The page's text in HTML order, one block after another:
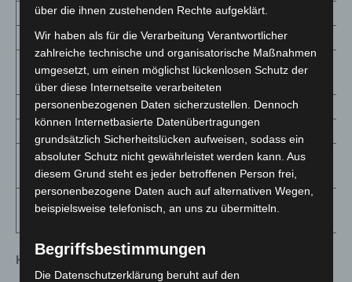
Verden
2381 (+9) 1 736,3
85
Wesermarsch 1106 (+28) 1 248,5
113
Stadt
775 (+23) 1 018,5 61
Wittmund 606 (+41) 1 064,5
101
1 019,9
Wolfsburg,
Stadt
1640 (+19)
Niedersachsen 124762
1 560,8 8677
Hinweise zur Tabelle
über die ihnen zustehenden Rechte aufgeklärt.
Wir haben als für die Verarbeitung Verantwortlicher
zahlreiche technische und organisatorische Maßnahmen
umgesetzt, um einen möglichst lückenlosen Schutz der
über diese Internetseite verarbeiteten
personenbezogenen Daten sicherzustellen. Dennoch
können Internetbasierte Datenübertragungen
grundsätzlich Sicherheitslücken aufweisen, sodass ein
absoluter Schutz nicht gewährleistet werden kann. Aus
diesem Grund steht es jeder betroffenen Person frei,
personenbezogene Daten auch auf alternativen Wegen,
beispielsweise telefonisch, an uns zu übermitteln.
Begriffsbestimmungen
Die Datenschutzerklärung beruht auf den